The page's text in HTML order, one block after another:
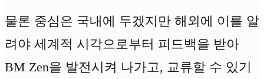
물론 중심은 국내에 두겠지만 해외에 이를 알
려야 세계적 시각으로부터 피드백을 받아
BM Zen을 발전시켜 나가고, 교류할 수 있기